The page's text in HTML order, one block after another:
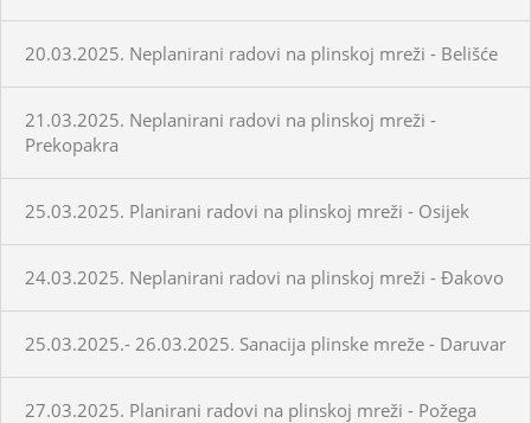
20.03.2025. Neplanirani radovi na plinskoj mreži - Belišće
21.03.2025. Neplanirani radovi na plinskoj mreži -
Prekopakra
25.03.2025. Planirani radovi na plinskoj mreži - Osijek
24.03.2025. Neplanirani radovi na plinskoj mreži - Đakovo
25.03.2025.- 26.03.2025. Sanacija plinske mreže - Daruvar
27.03.2025. Planirani radovi na plinskoj mreži - Požega